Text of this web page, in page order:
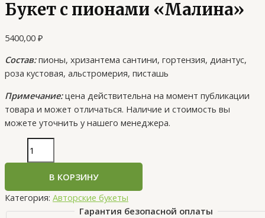
Букет с пионами «Малина»
5400,00 ₽
Состав: пионы, хризантема сантини, гортензия, диантус,
роза кустовая, альстромерия, писташь
Примечание:цена действительна на момент публикации
товара и может отличаться. Наличие и стоимость вы
можете уточнить у нашего менеджера.
В КОРЗИНУ
Категория: Авторские букеты
Гарантия безопасной оплаты